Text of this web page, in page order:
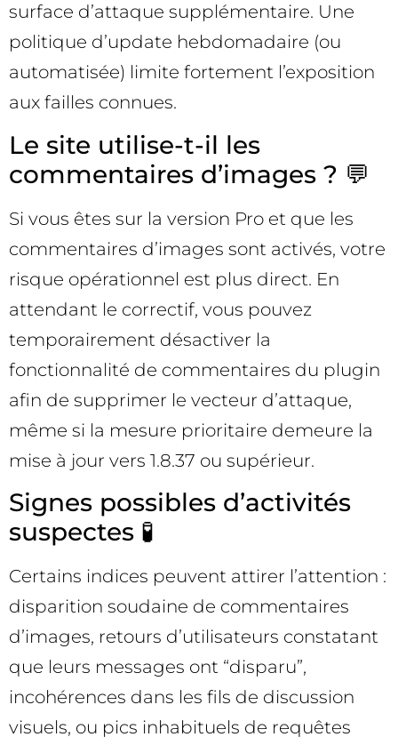
surface d’attaque supplémentaire. Une
politique d’update hebdomadaire (ou
automatisée) limite fortement l’exposition
aux failles connues.
Le site utilise-t-il les
commentaires d’images ? 💬
Si vous êtes sur la version Pro et que les
commentaires d’images sont activés, votre
risque opérationnel est plus direct. En
attendant le correctif, vous pouvez
temporairement désactiver la
fonctionnalité de commentaires du plugin
afin de supprimer le vecteur d’attaque,
même si la mesure prioritaire demeure la
mise à jour vers 1.8.37 ou supérieur.
Signes possibles d’activités
suspectes 🧪
Certains indices peuvent attirer l’attention :
disparition soudaine de commentaires
d’images, retours d’utilisateurs constatant
que leurs messages ont “disparu”,
incohérences dans les fils de discussion
visuels, ou pics inhabituels de requêtes